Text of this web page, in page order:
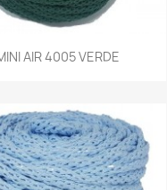
AIR 4005 VERDE
Vista rápida